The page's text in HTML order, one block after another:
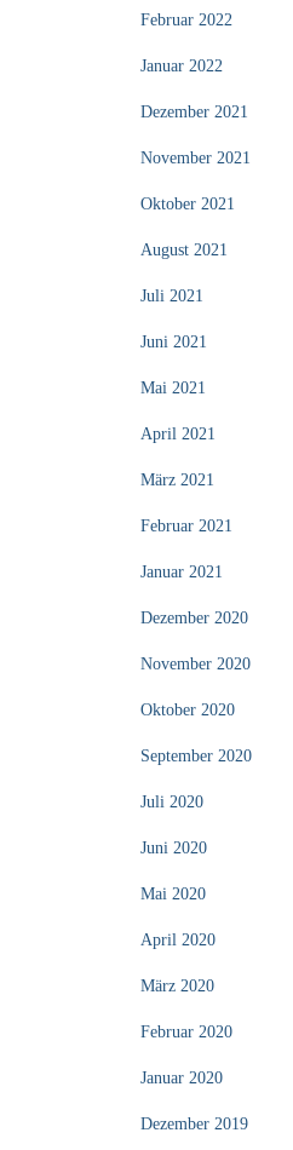
Februar 2022
Januar 2022
Dezember 2021
November 2021
Oktober 2021
August 2021
Juli 2021
Juni 2021
Mai 2021
April 2021
März 2021
Februar 2021
Januar 2021
Dezember 2020
November 2020
Oktober 2020
September 2020
Juli 2020
Juni 2020
Mai 2020
April 2020
März 2020
Februar 2020
Januar 2020
Dezember 2019